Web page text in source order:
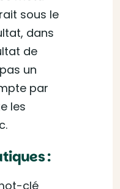
sous le
dans
de
un
par
les
:
clé